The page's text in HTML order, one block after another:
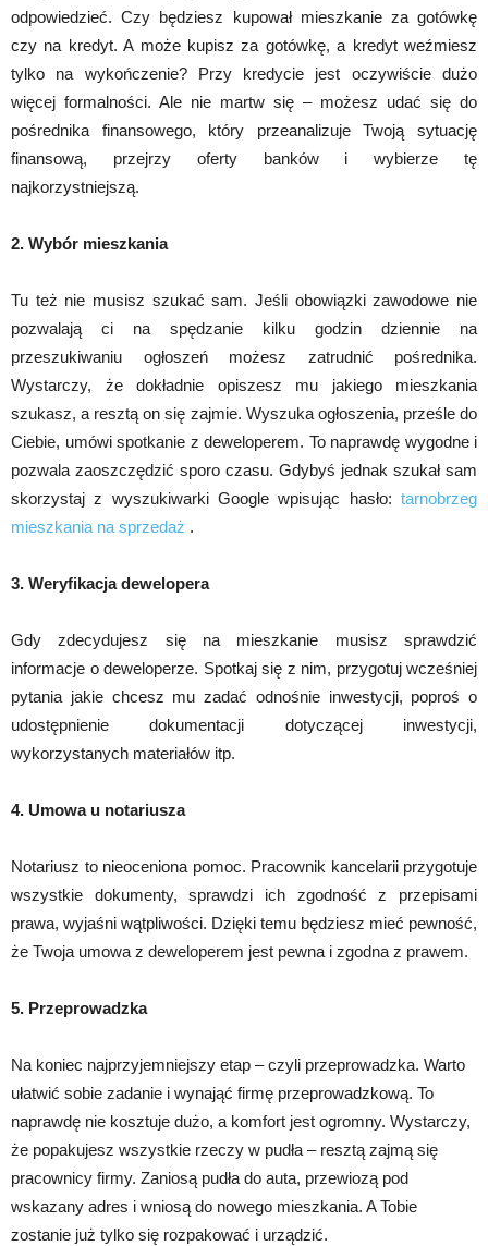
odpowiedzieć. Czy będziesz kupował mieszkanie za gotówkę
czy na kredyt. A może kupisz za gotówkę, a kredyt weźmiesz
tylko na wykończenie? Przy kredycie jest oczywiście dużo
więcej formalności. Ale nie martw się – możesz udać się do
pośrednika finansowego, który przeanalizuje Twoją sytuację
finansową, przejrzy oferty banków i wybierze tę
najkorzystniejszą.
2. Wybór mieszkania
Tu też nie musisz szukać sam. Jeśli obowiązki zawodowe nie
pozwalają ci na spędzanie kilku godzin dziennie na
przeszukiwaniu ogłoszeń możesz zatrudnić pośrednika.
Wystarczy, że dokładnie opiszesz mu jakiego mieszkania
szukasz, a resztą on się zajmie. Wyszuka ogłoszenia, prześle do
Ciebie, umówi spotkanie z deweloperem. To naprawdę wygodne i
pozwala zaoszczędzić sporo czasu. Gdybyś jednak szukał sam
skorzystaj z wyszukiwarki Google wpisując hasło: tarnobrzeg
mieszkania na sprzedaż .
3. Weryfikacja dewelopera
Gdy zdecydujesz się na mieszkanie musisz sprawdzić
informacje o deweloperze. Spotkaj się z nim, przygotuj wcześniej
pytania jakie chcesz mu zadać odnośnie inwestycji, poproś o
udostępnienie dokumentacji dotyczącej inwestycji,
wykorzystanych materiałów itp.
4. Umowa u notariusza
Notariusz to nieoceniona pomoc. Pracownik kancelarii przygotuje
wszystkie dokumenty, sprawdzi ich zgodność z przepisami
prawa, wyjaśni wątpliwości. Dzięki temu będziesz mieć pewność,
że Twoja umowa z deweloperem jest pewna i zgodna z prawem.
5. Przeprowadzka
Na koniec najprzyjemniejszy etap – czyli przeprowadzka. Warto
ułatwić sobie zadanie i wynająć firmę przeprowadzkową. To
naprawdę nie kosztuje dużo, a komfort jest ogromny. Wystarczy,
że popakujesz wszystkie rzeczy w pudła – resztą zajmą się
pracownicy firmy. Zaniosą pudła do auta, przewiozą pod
wskazany adres i wniosą do nowego mieszkania. A Tobie
zostanie już tylko się rozpakować i urządzić.